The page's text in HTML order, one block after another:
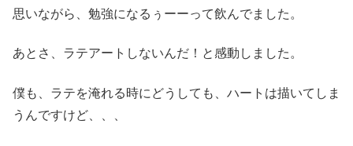
思いながら、勉強になるぅーーって飲んでました。
あとさ、ラテアートしないんだ！と感動しました。
僕も、ラテを淹れる時にどうしても、ハートは描いてしま
うんですけど、、、